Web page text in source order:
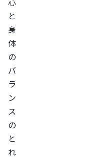
と
身
体
の
バ
ラ
ン
ス
の
と
れ